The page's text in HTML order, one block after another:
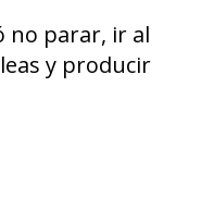
no parar, ir al
y producir